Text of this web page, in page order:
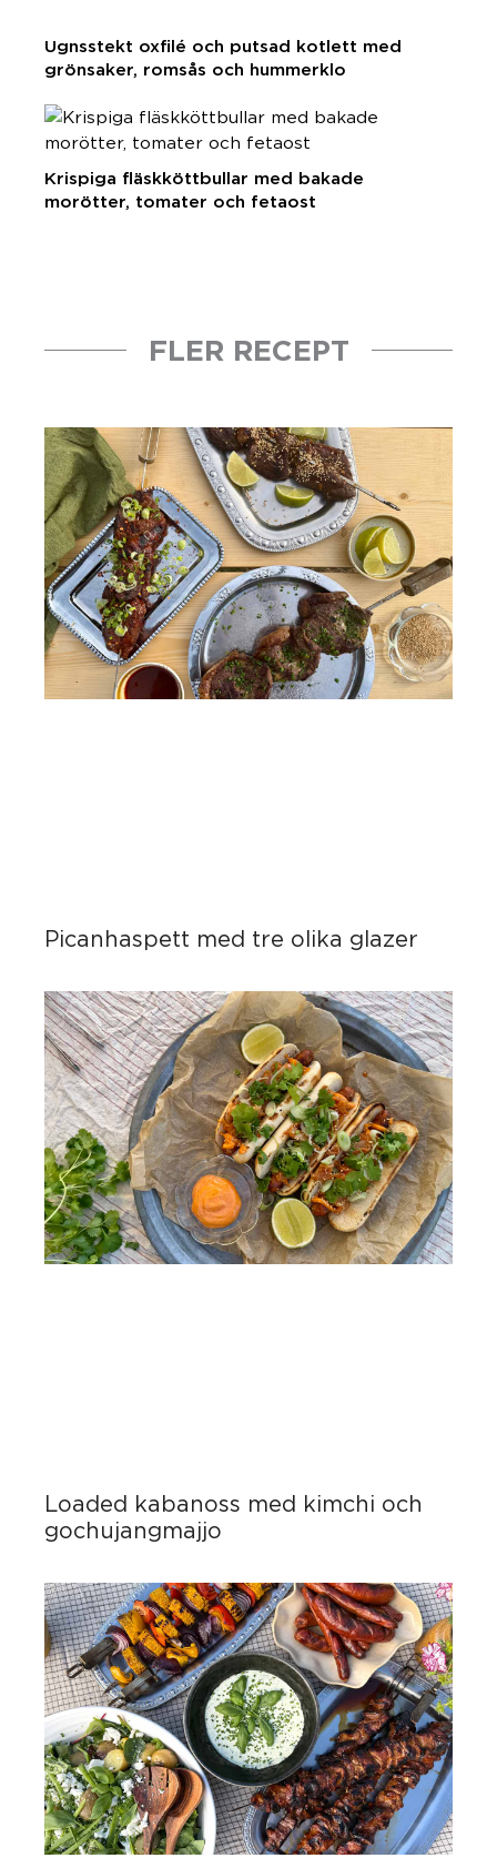
Ugnsstekt oxfilé och putsad kotlett med
grönsaker, romsås och hummerklo
Krispiga fläskköttbullar med bakade
morötter, tomater och fetaost
FLER RECEPT
Picanhaspett med tre olika glazer
Loaded kabanoss med kimchi och
gochujangmajjo